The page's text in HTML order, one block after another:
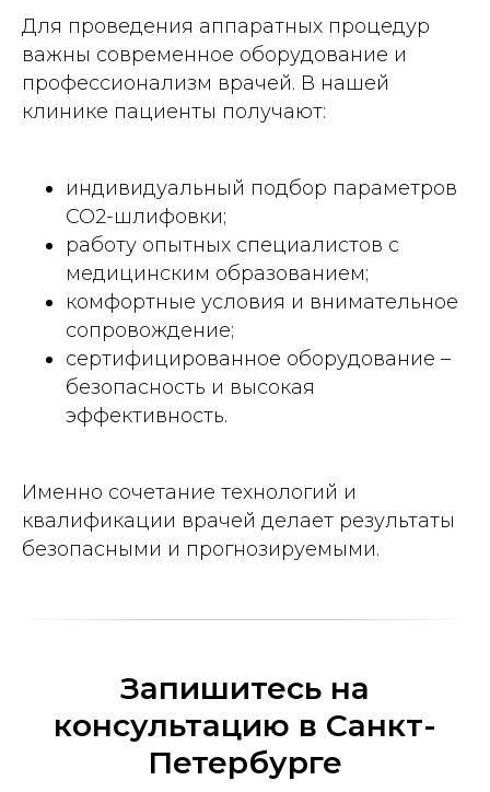
Для проведения аппаратных процедур
важны современное оборудование и
профессионализм врачей. В нашей
клинике пациенты получают:
индивидуальный подбор параметров
CO2-шлифовки;
работу опытных специалистов с
медицинским образованием;
комфортные условия и внимательное
сопровождение;
сертифицированное оборудование –
безопасность и высокая
эффективность.
Именно сочетание технологий и
квалификации врачей делает результаты
безопасными и прогнозируемыми.
Запишитесь на
консультацию в Санкт-
Петербурге